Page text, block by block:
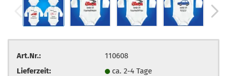
Art.Nr.:
110608
Lieferzeit:
ca. 2-4 Tage